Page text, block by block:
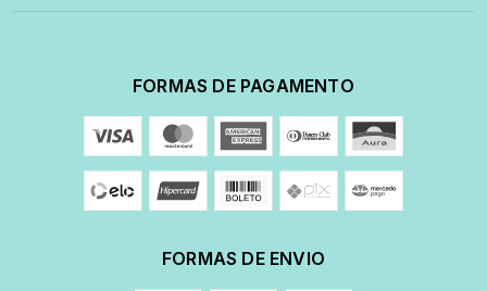
FORMAS DE PAGAMENTO
FORMAS DE ENVIO